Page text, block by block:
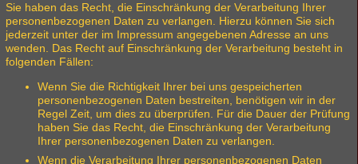
Sie haben das Recht, die Einschränkung der Verarbeitung Ihrer
personenbezogenen Daten zu verlangen. Hierzu können Sie sich
jederzeit unter der im Impressum angegebenen Adresse an uns
wenden. Das Recht auf Einschränkung der Verarbeitung besteht in
folgenden Fällen:
Wenn Sie die Richtigkeit Ihrer bei uns gespeicherten
personenbezogenen Daten bestreiten, benötigen wir in der
Regel Zeit, um dies zu überprüfen. Für die Dauer der Prüfung
haben Sie das Recht, die Einschränkung der Verarbeitung
Ihrer personenbezogenen Daten zu verlangen.
Wenn die Verarbeitung Ihrer personenbezogenen Daten